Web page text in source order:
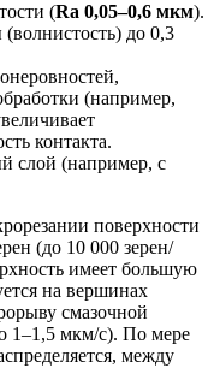
(Ra 0,05–0,6 мкм).
до 0,3
(например,
контакта.
слой (например, с
поверхности
(до 10 000 зерен/
имеет большую
на вершинах
смазочной
1–1,5 мкм/с). По мере
между